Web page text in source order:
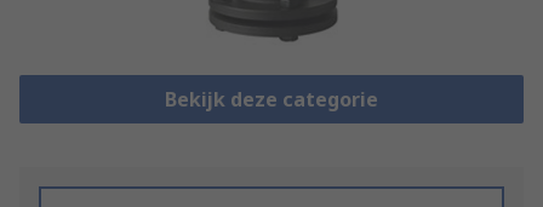
Bekijk deze categorie